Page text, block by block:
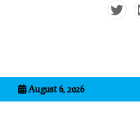
August 6, 2026